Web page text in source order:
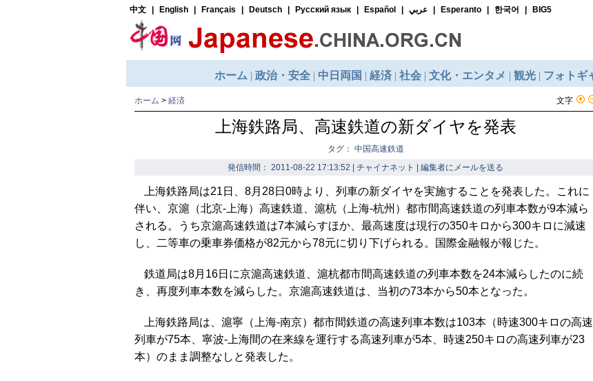
文字
ホーム > 経済
上海鉄路局、高速鉄道の新ダイヤを発表
タグ： 中国高速鉄道
発信時間： 2011-08-22 17:13:52 | チャイナネット | 編集者にメールを送る
上海鉄路局は21日、8月28日0時より、列車の新ダイヤを実施することを発表した。これに
伴い、京滬（北京-上海）高速鉄道、滬杭（上海-杭州）都市間高速鉄道の列車本数が9本減ら
される。うち京滬高速鉄道は7本減らすほか、最高速度は現行の350キロから300キロに減速
し、二等車の乗車券価格が82元から78元に切り下げられる。国際金融報が報じた。
鉄道局は8月16日に京滬高速鉄道、滬杭都市間高速鉄道の列車本数を24本減らしたのに続
き、再度列車本数を減らした。京滬高速鉄道は、当初の73本から50本となった。
上海鉄路局は、滬寧（上海-南京）都市間鉄道の高速列車本数は103本（時速300キロの高速
列車が75本、寧波-上海間の在来線を運行する高速列車が5本、時速250キロの高速列車が23
本）のまま調整なしと発表した。